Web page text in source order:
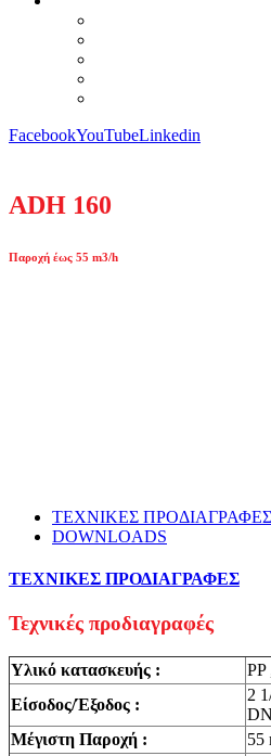
FacebookYouTubeLinkedin
ADH 160
Παροχή έως 55 m3/h
ΤΕΧΝΙΚΕΣ ΠΡΟΔΙΑΓΡΑΦΕΣ
DOWNLOADS
ΤΕΧΝΙΚΕΣ ΠΡΟΔΙΑΓΡΑΦΕΣ
Τεχνικές προδιαγραφές
Υλικό κατασκευής :
Είσοδος/Έξοδος :
2
Μέγιστη Παροχή :
55